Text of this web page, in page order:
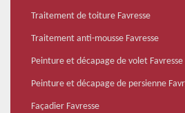
Traitement de toiture Favresse
Traitement anti-mousse Favresse
Peinture et décapage de volet Favresse
Peinture et décapage de persienne
Façadier Favresse